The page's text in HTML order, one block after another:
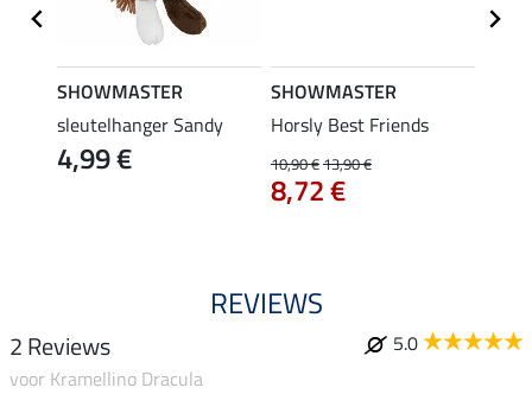
SHOWMASTER
sleutelhanger Sandy
4,99 €
SHOWMASTER
Horsly Best Friends
10,90 €13,90 €
8,72 €
REVIEWS
2 Reviews
5.0
voor Kramellino Dracula